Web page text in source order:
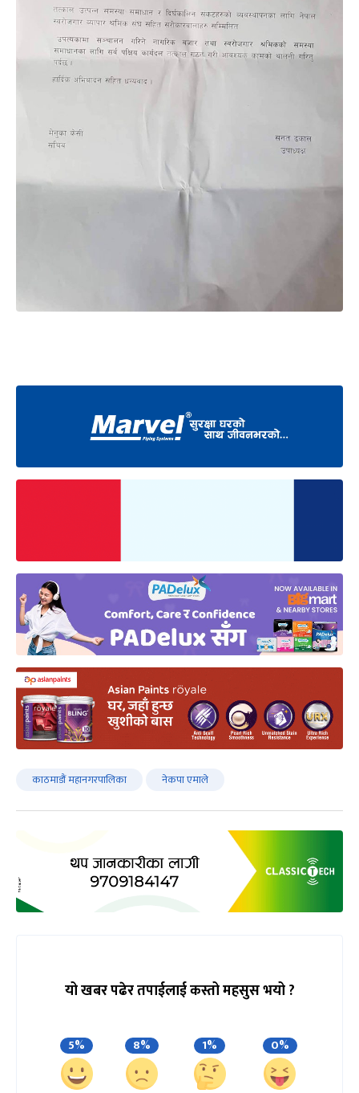
काठमाडौं महानगरपालिका नेकपा एमाले
यो खबर पढेर तपाईलाई कस्तो महसुस भयो ?
5% 8% 1% 0%